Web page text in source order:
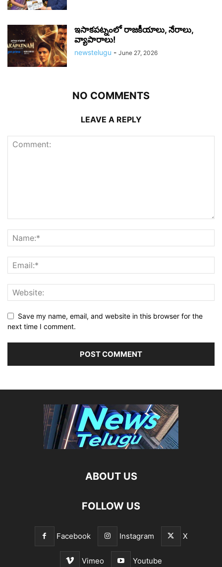
ఇసాకపట్నంలో రాజ‌కీయాలు, నేరాలు,
వ్యాపారాలు!
newstelugu - June 27, 2026
NO COMMENTS
LEAVE A REPLY
Save my name, email, and website in this browser for the
next time I comment.
ABOUT US
FOLLOW US
Facebook Instagram X
Vimeo Youtube